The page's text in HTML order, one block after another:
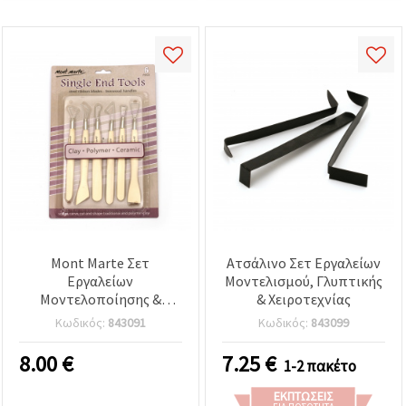
Mont Marte Σετ
Εργαλείων
Μοντελοποίησης &
Γλυπτικής - 6 τεμ. με 6
ατσάλινες μύτες
Κωδικός: 843091
8.00€
Ατσάλινο Σετ Εργαλείων
Μοντελισμού, Γλυπτικής
& Χειροτεχνίας
Κωδικός: 843099
7.25€ 1-2 πακέτο
ΕΚΠΤΏΣΕΙΣ